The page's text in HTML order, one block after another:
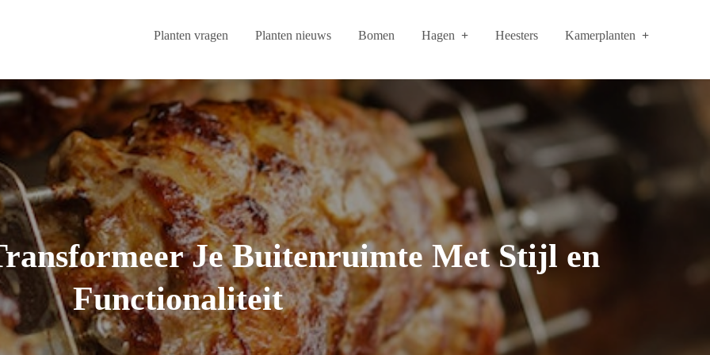
Planten vragen Planten nieuws Bomen Hagen Heesters Kamerplanten
Je Buitenruimte Met Stijl en
Functionaliteit